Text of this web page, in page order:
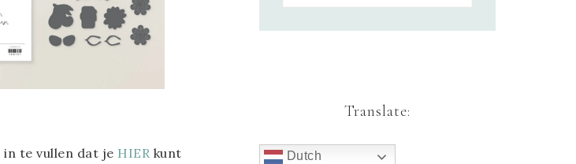
in te vullen dat je HIER kunt
Translate:
Dutch